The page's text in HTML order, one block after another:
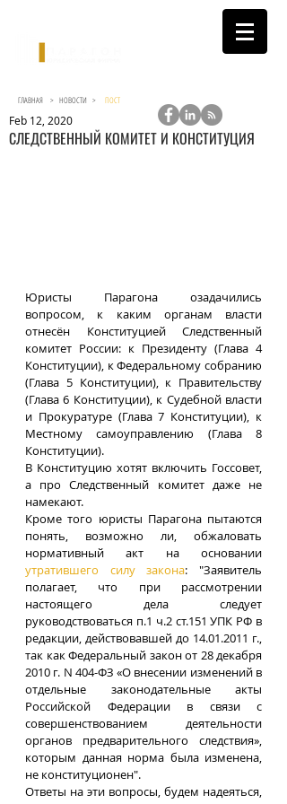
СЛЕДСТВЕННЫЙ КОМИТЕТ И КОНСТИТУЦИЯ
Feb 12, 2020
Юристы Парагона озадачились
вопросом, к каким органам власти
отнесён Конституцией Следственный
комитет России: к Президенту (Глава 4
Конституции), к Федеральному собранию
(Глава 5 Конституции), к Правительству
(Глава 6 Конституции), к Судебной власти
и Прокуратуре (Глава 7 Конституции), к
Местному самоуправлению (Глава 8
Конституции).
В Конституцию хотят включить Госсовет,
а про Следственный комитет даже не
намекают.
Кроме того юристы Парагона пытаются
понять, возможно ли, обжаловать
утратившего силу закона: "Заявитель
полагает, что при рассмотрении
настоящего дела следует
руководствоваться п.1 ч.2 ст.151 УПК РФ в
редакции, действовавшей до 14.01.2011 г.,
так как Федеральный закон от 28 декабря
2010 г. N 404-ФЗ «О внесении изменений в
отдельные законодательные акты
Российской Федерации в связи с
совершенствованием деятельности
органов предварительного следствия»,
которым данная норма была изменена,
не конституционен".
Ответы на эти вопросы, будем надеяться,
ГЛАВНАЯ > НОВОСТИ > ПОСТ